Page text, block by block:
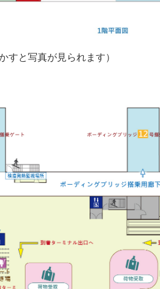
すと写真が見られます）